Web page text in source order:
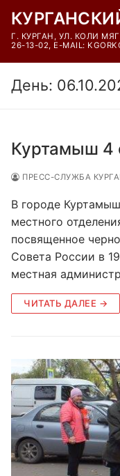
содержимому
Г. КУРГАН, УЛ. КОЛИ
26-13-02, E-MAIL:
День:
Куртамыш 4
ПРЕСС-СЛУЖБА
В городе
местного
посвященное
Совета России в
местная
ЧИТАТЬ ДАЛЕЕ →